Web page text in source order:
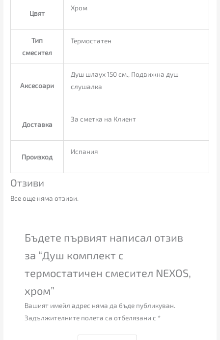
Цвят
Хром
Тип
смесител
Термостатен
Аксесоари
Душ шлаух 150 см., Подвижна душ
слушалка
Доставка
За сметка на Клиент
Произход
Испания
Отзиви
Все още няма отзиви.
Бъдете първият написал отзив
за “Душ комплект с
термостатичен смесител NEXOS,
хром”
Вашият имейл адрес няма да бъде публикуван.
Задължителните полета са отбелязани с *